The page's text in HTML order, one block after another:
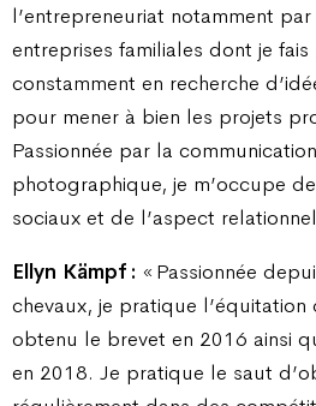
l’entrepreneuriat notamment
entreprises familiales dont je fais
constamment en recherche
pour mener à bien les projets
Passionnée par la
photographique, je m’occupe
sociaux et de l’aspect
Ellyn Kämpf : « Passionnée
chevaux, je pratique l’équitation
obtenu le brevet en 2016 ainsi
en 2018. Je pratique le saut